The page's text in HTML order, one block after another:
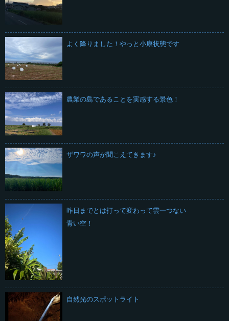
よく降りました！やっと小康状態です
農業の島であることを実感する景色！
ザワワの声が聞こえてきます♪
昨日までとは打って変わって雲一つない
青い空！
自然光のスポットライト